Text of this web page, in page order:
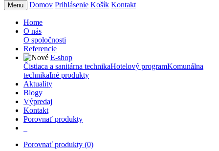
Menu Domov Prihlásenie Košík Kontakt
Home
O nás
O spoločnosti
Referencie
E-shop
Čistiaca a sanitárna technikaHotelový programKomunálna
technikaIné produkty
Aktuality
Blogy
Výpredaj
Kontakt
Porovnať produkty
Porovnať produkty (0)